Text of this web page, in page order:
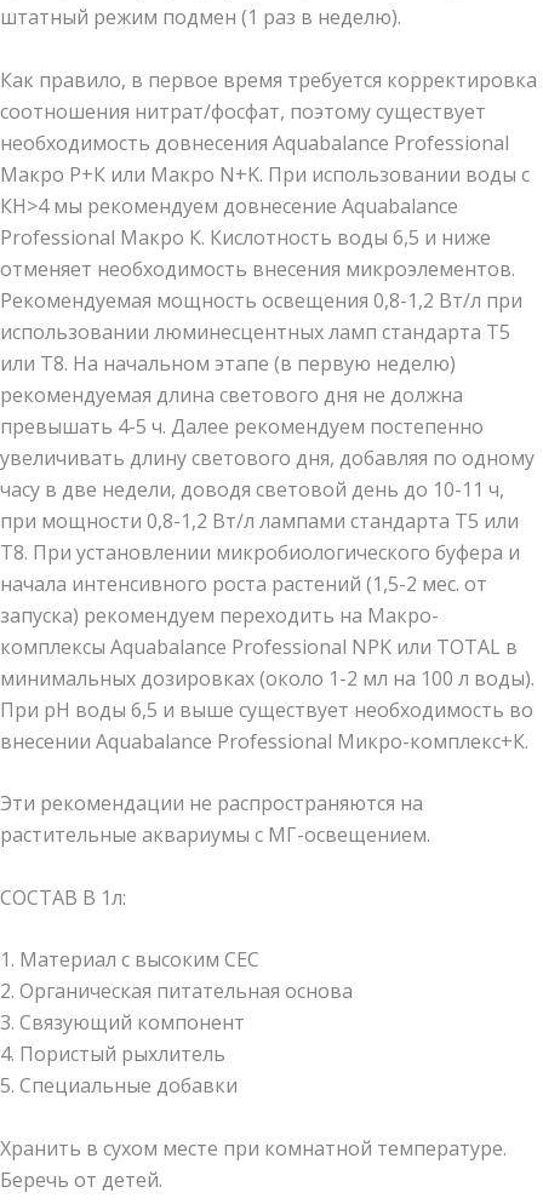
штатный режим подмен (1 раз в неделю).
Как правило, в первое время требуется корректировка
соотношения нитрат/фосфат, поэтому существует
необходимость довнесения Aquabalance Professional
Макро Р+К или Макро N+K. При использовании воды с
КН>4 мы рекомендуем довнесение Aquabalance
Professional Макро К. Кислотность воды 6,5 и ниже
отменяет необходимость внесения микроэлементов.
Рекомендуемая мощность освещения 0,8-1,2 Вт/л при
использовании люминесцентных ламп стандарта Т5
или Т8. На начальном этапе (в первую неделю)
рекомендуемая длина светового дня не должна
превышать 4-5 ч. Далее рекомендуем постепенно
увеличивать длину светового дня, добавляя по одному
часу в две недели, доводя световой день до 10-11 ч,
при мощности 0,8-1,2 Вт/л лампами стандарта Т5 или
Т8. При установлении микробиологического буфера и
начала интенсивного роста растений (1,5-2 мес. от
запуска) рекомендуем переходить на Макро-
комплексы Aquabalance Professional NPK или TOTAL в
минимальных дозировках (около 1-2 мл на 100 л воды).
При рН воды 6,5 и выше существует необходимость во
внесении Aquabalance Professional Микро-комплекс+К.
Эти рекомендации не распространяются на
растительные аквариумы с МГ-освещением.
СОСТАВ В 1л:
1. Материал с высоким СЕС
2. Органическая питательная основа
3. Связующий компонент
4. Пористый рыхлитель
5. Специальные добавки
Хранить в сухом месте при комнатной температуре.
Беречь от детей.